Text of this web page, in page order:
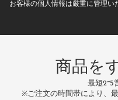
ア
レ
お客様の個人情報は厳重に管理い
商品を
最短2~5
※ご注文の時間帯により、